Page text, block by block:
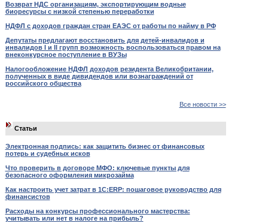
Возврат НДС организациям, экспортирующим водные
биоресурсы с низкой степенью переработки
НДФЛ с доходов граждан стран ЕАЭС от работы по найму в РФ
Депутаты предлагают восстановить для детей-инвалидов и
инвалидов I и II групп возможность воспользоваться правом на
внеконкурсное поступление в ВУЗы
Налогообложение НДФЛ доходов резидента Великобритании,
полученных в виде дивидендов или вознаграждений от
российского общества
Все новости >>
Статьи
Электронная подпись: как защитить бизнес от финансовых
потерь и судебных исков
Что проверить в договоре МФО: ключевые пункты для
безопасного оформления микрозайма
Как настроить учет затрат в 1С:ERP: пошаговое руководство для
финансистов
Расходы на конкурсы профессионального мастерства:
учитывать или нет в налоге на прибыль?